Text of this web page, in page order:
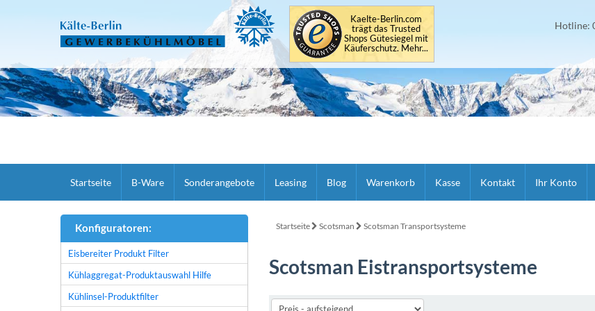
Kaelte-Berlin.com
trägt das Trusted
Shops Gütesiegel mit
Käuferschutz. Mehr...
Hotline:
Startseite B-Ware Sonderangebote Leasing Blog Warenkorb Kasse Kontakt Ihr Konto
Startseite Scotsman Scotsman Transportsysteme
Scotsman Eistransportsysteme
Konfiguratoren:
Eisbereiter Produkt Filter
Kühlaggregat-Produktauswahl Hilfe
Kühlinsel-Produktfilter